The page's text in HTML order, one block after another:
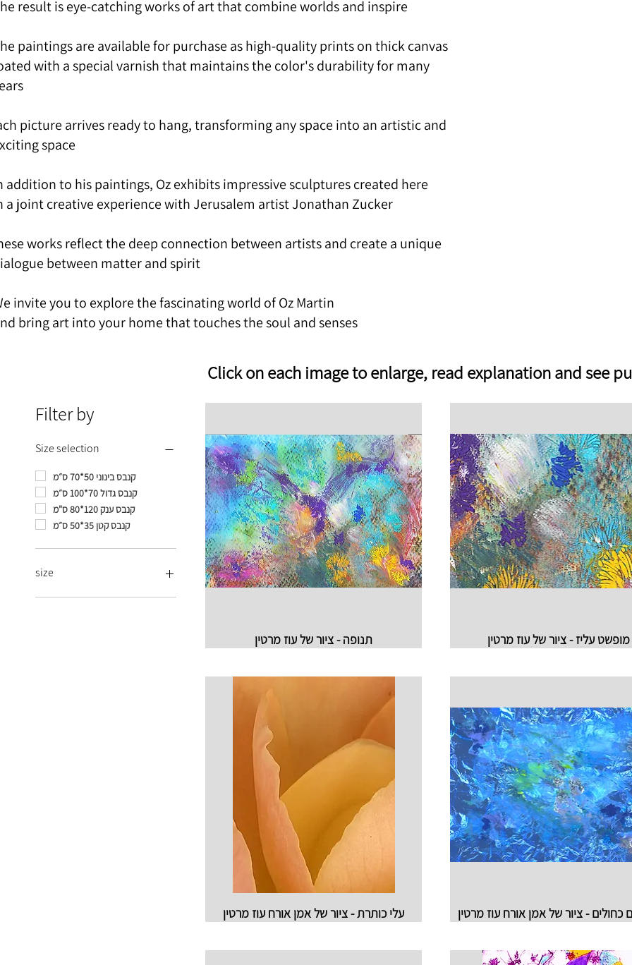
result is eye-catching works of art that combine worlds and inspire.
paintings are available for purchase as high-quality prints on thick canvas,
with a special varnish that maintains the color's durability for many
picture arrives ready to hang, transforming any space into an artistic and
space.
addition to his paintings, Oz exhibits impressive sculptures created here.
a joint creative experience with Jerusalem artist Jonathan Zucker.
works reflect the deep connection between artists and create a unique
between matter and spirit.
invite you to explore the fascinating world of Oz Martin,
bring art into your home that touches the soul and senses.
Click on each image to enlarge, read explanation and see
Filter by
Size selection
קנבס בינוני 50*70 ס״מ
קנבס גדול 70*100 ס״מ
קנבס ענק 120*80 ס"מ
קנבס קטן 35*50 ס״מ
size
Huge canvas 120*80
תנופה - ציור של עוז מרטין מופשט עליז - ציור של עוז מרטין
עלי כותרת - ציור של אמן אורח עוז מרטין כחולים - ציור של אמן אורח עוז מרטין